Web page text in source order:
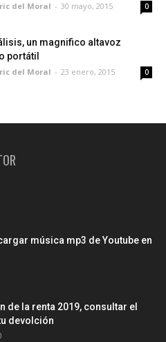
del Moral - 30 mayo, 2015 0
un magnifico altavoz
portátil
del Moral - 23 enero, 2015 0
música mp3 de Youtube en
de la renta 2019, consultar el
devolción